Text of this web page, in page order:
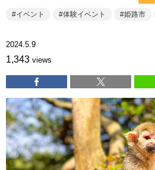
イベント 体験イベント 姫路市
2024.5.9
1,343 views